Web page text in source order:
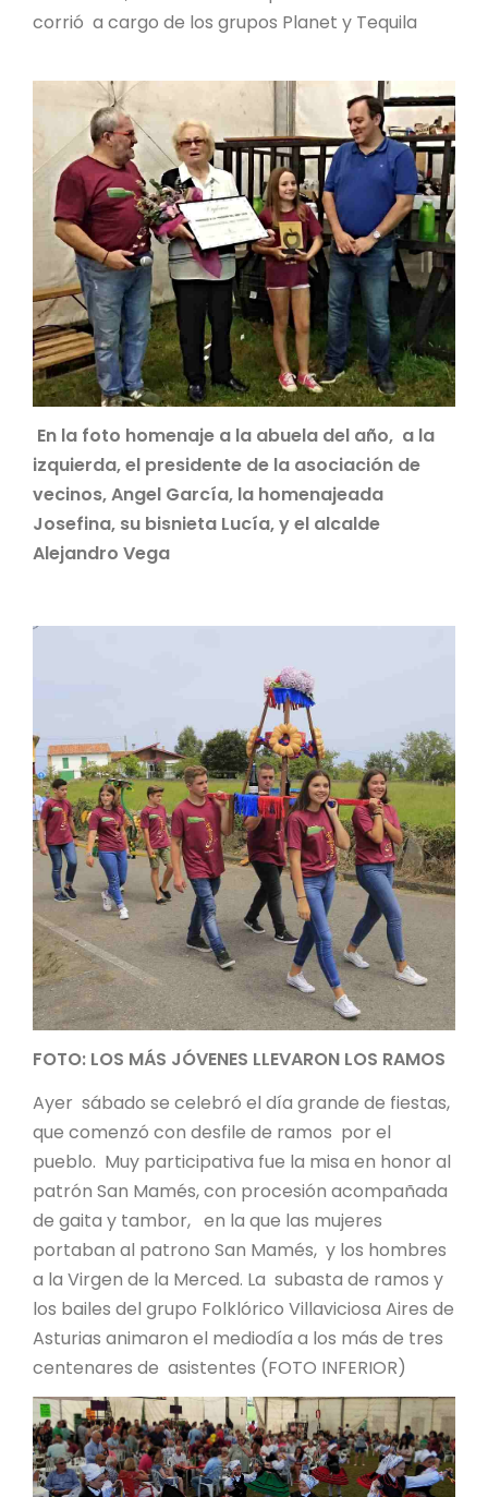
corrió a cargo de los grupos Planet y Tequila
En la foto homenaje a la abuela del año, a la
izquierda, el presidente de la asociación de
vecinos, Angel García, la homenajeada
Josefina, su bisnieta Lucía, y el alcalde
Alejandro Vega
FOTO: LOS MÁS JÓVENES LLEVARON LOS RAMOS
Ayer sábado se celebró el día grande de fiestas,
que comenzó con desfile de ramos por el
pueblo. Muy participativa fue la misa en honor al
patrón San Mamés, con procesión acompañada
de gaita y tambor, en la que las mujeres
portaban al patrono San Mamés, y los hombres
a la Virgen de la Merced. La subasta de ramos y
los bailes del grupo Folklórico Villaviciosa Aires de
Asturias animaron el mediodía a los más de tres
centenares de asistentes (FOTO INFERIOR)